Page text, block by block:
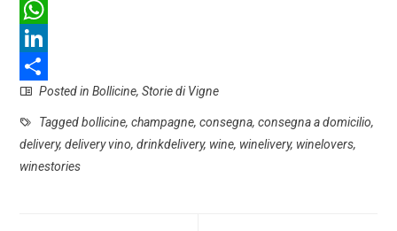
F
a
c
e
b
o
W
h
a
t
s
L
i
n
k
S
h
a
Posted inBollicine,Storie di Vigne
Taggedbollicine,champagne,consegna,consegna a domicilio,
delivery,delivery vino,drinkdelivery, wine, winelivery, winelovers,
winestories